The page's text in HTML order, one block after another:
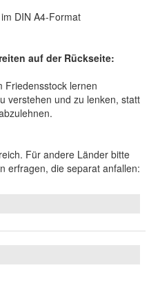
DIN A4-Format
auf der Rückseite:
Friedensstock lernen
verstehen und zu lenken, statt
Für andere Länder bitte
erfragen, die separat anfallen: